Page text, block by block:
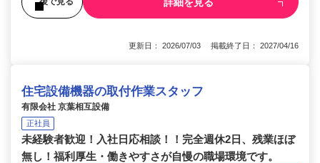
更新日： 2026/07/03 掲載終了日： 2027/04/16
住宅設備機器の取付作業スタッフ
有限会社 京葉相互設備
正社員
未経験者歓迎！入社日応相談！！完全週休2日、残業ほぼ
無し！福利厚生・働きやすさが自慢の職場環境です。